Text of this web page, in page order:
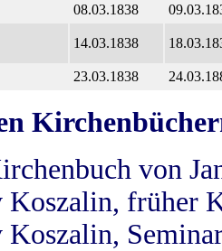
08.03.1838
14.03.1838
23.03.1838
von
Koszalin, früher
Koszalin,